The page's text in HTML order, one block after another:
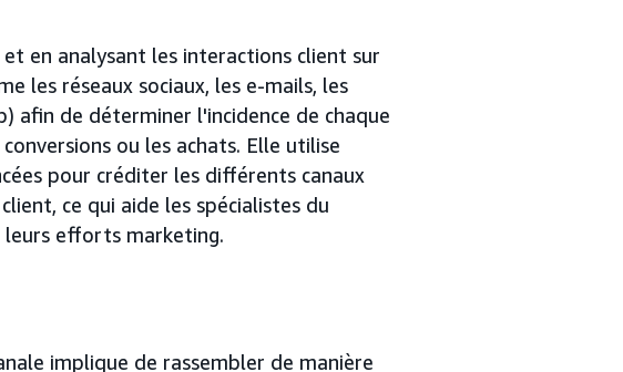
en analysant les interactions client sur
les réseaux sociaux, les e-mails, les
afin de déterminer l'incidence de chaque
ou les achats. Elle utilise
pour créditer les différents canaux
ce qui aide les spécialistes du
leurs efforts marketing.
implique de rassembler de manière